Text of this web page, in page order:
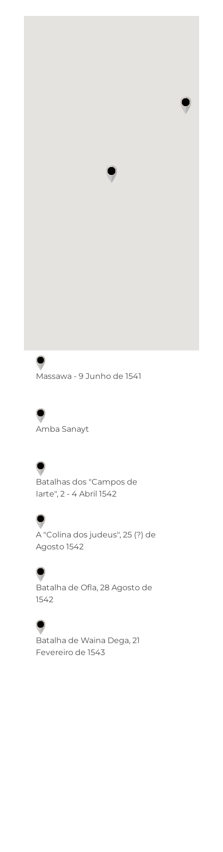
Massawa - 9 Junho de 1541
Amba Sanayt
Batalhas dos "Campos de
Iarte", 2 - 4 Abril 1542
A "Colina dos judeus", 25 (?) de
Agosto 1542
Batalha de Ofla, 28 Agosto de
1542
Batalha de Waina Dega, 21
Fevereiro de 1543